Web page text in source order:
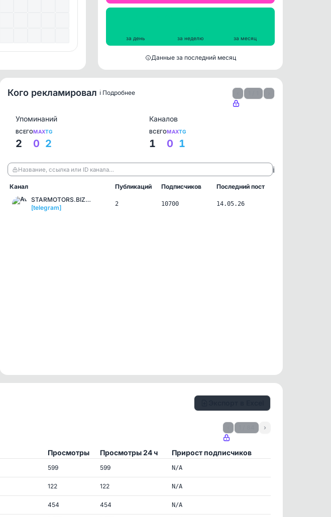
за день за неделю за месяц
Данные за последний месяц
Кого рекламировал ℹ️ Подробнее
Упоминаний
ВСЕГО
2
MAX
0
TG
2
Каналов
ВСЕГО
1
MAX
0
TG
1
Название, ссылка или ID канала… ℹ️
Канал Публикаций Подписчиков
Последний пост
STARMOTORS.BIZ🚘СТАРМОТОРС
[telegram]
2 10700 14.05.26
›
Просмотры Просмотры 24 ч Прирост подписчиков
599 599 N/A
122 122 N/A
454 454 N/A